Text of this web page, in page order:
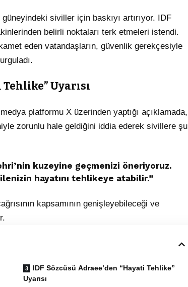
güneyindeki siviller için baskıyı artırıyor. IDF
belirli noktaları terk etmeleri istendi.
eden vatandaşların, güvenlik gerekçesiyle
Uyarısı
platformu X üzerinden yaptığı açıklamada,
zorunlu hale geldiğini iddia ederek sivillere şu
kuzeyine geçmenizi öneriyoruz.
hayatını tehlikeye atabilir.”
kapsamının genişleyebileceği ve
IDF Sözcüsü Adraee’den “Hayati Tehlike”
Uyarısı